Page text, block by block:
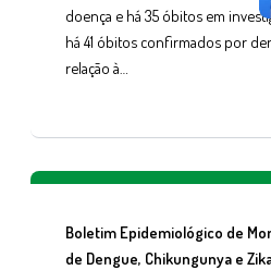
doença e há 35 óbitos em
há 41 óbitos confirmados por
relação à…
Boletim Epidemiológico de
de Dengue, Chikungunya e